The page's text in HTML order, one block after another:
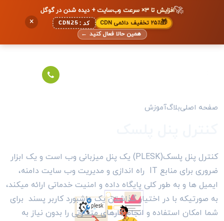
🚀افزایش تا ۳× سرعت وب‌سایت + دیده شدن در گوگل
🎁۲۵٪ تخفیف دائمی CDN کد: CDN25
همین حالا فعال کنید ←
×
صفحه اصلیبلاگآموزش
کنترل پنل پلسک(PLESK) یک پنل میزبانی وب است و یک ابزار
ضروری برای منابع IT راه اندازی و مدیریت وب سایت دامنه،
ایمیل ها و به طور کلی پایگاه داده و امنیت خدماتی ارائه میکند،
به صورتیکه با در اختیار گذاشتن یک داشبورد کاربر پسند برای
شما امکان استفاده و انجام کارهای متفاوتی را بدون نیاز به